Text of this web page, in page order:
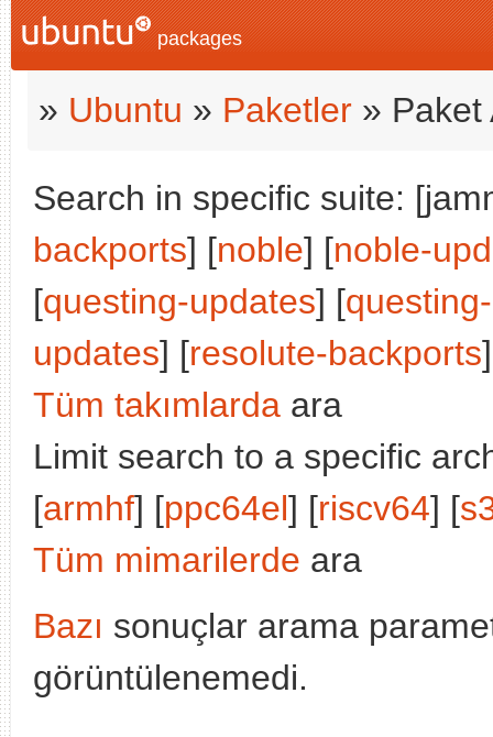
packages
» Ubuntu » Paketler » Paket
Search in specific suite:
backports] [noble] [noble-
[questing-updates] [
updates] [resolute-backports
Tüm takımlarda ara
Limit search to a specific
[armhf] [ppc64el] [riscv64] [
Tüm mimarilerde ara
Bazı sonuçlar arama
görüntülenemedi.